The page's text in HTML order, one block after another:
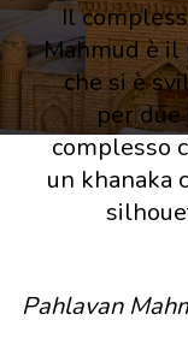
Il
Mahmud è il
che si è
per
complesso
un khanaka
Pahlavan